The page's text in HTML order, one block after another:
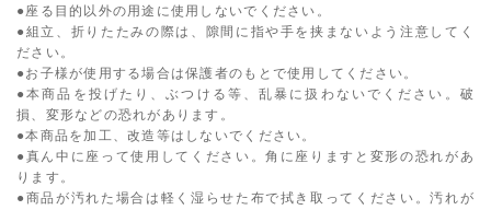
●座る目的以外の用途に使用しないでください。
●組立、折りたたみの際は、隙間に指や手を挟まないよう注意してく
ださい。
●お子様が使用する場合は保護者のもとで使用してください。
●本商品を投げたり、ぶつける等、乱暴に扱わないでください。破
損、変形などの恐れがあります。
●本商品を加工、改造等はしないでください。
●真ん中に座って使用してください。角に座りますと変形の恐れがあ
ります。
●商品が汚れた場合は軽く湿らせた布で拭き取ってください。汚れが